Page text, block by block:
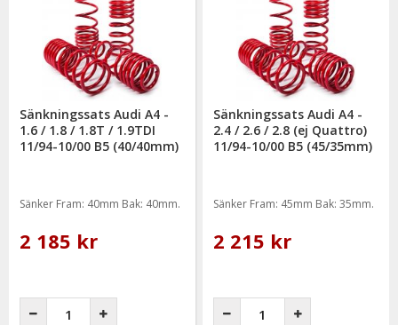
Sänkningssats Audi A4 -
1.6 / 1.8 / 1.8T / 1.9TDI
11/94-10/00 B5 (40/40mm)
Sänker Fram: 40mm Bak: 40mm.
2 185 kr
Sänkningssats Audi A4 -
2.4 / 2.6 / 2.8 (ej Quattro)
11/94-10/00 B5 (45/35mm)
Sänker Fram: 45mm Bak: 35mm.
2 215 kr